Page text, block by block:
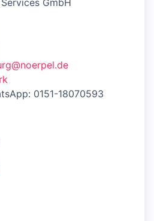
GmbH
0151-18070593